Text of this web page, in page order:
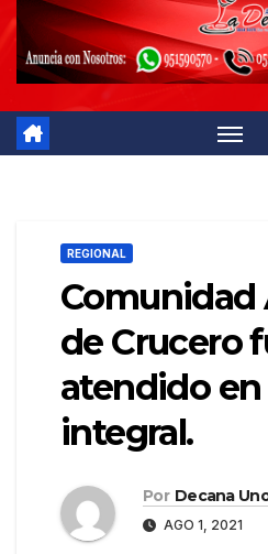
REGIONAL
Comunidad
de Crucero
atendido en
integral.
Por Decana
AGO 1, 2021